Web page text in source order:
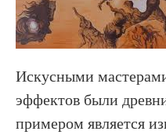
Искусными
эффектов были
примером является